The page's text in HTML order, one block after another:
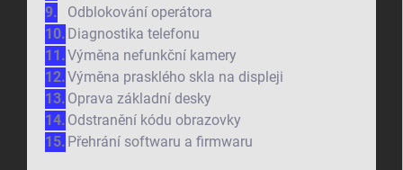
Odblokování operátora
Diagnostika telefonu
Výměna nefunkční kamery
Výměna prasklého skla na displeji
Oprava základní desky
Odstranění kódu obrazovky
Přehrání softwaru a firmwaru